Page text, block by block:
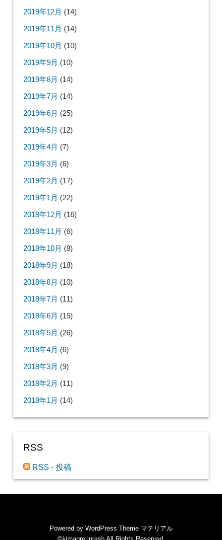
2019年12月 (14)
2019年11月 (14)
2019年10月 (10)
2019年9月 (10)
2019年8月 (14)
2019年7月 (14)
2019年6月 (25)
2019年5月 (12)
2019年4月 (7)
2019年3月 (6)
2019年2月 (17)
2019年1月 (22)
2018年12月 (16)
2018年11月 (6)
2018年10月 (8)
2018年9月 (18)
2018年8月 (10)
2018年7月 (11)
2018年6月 (15)
2018年5月 (26)
2018年4月 (6)
2018年3月 (9)
2018年2月 (11)
2018年1月 (14)
RSS
RSS - 投稿
Powered by WordPress Theme マテリアル